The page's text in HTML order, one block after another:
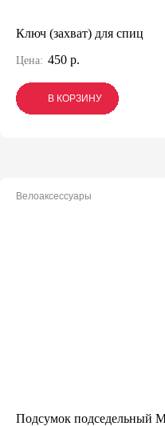
Ключ (захват) для спиц
Цена: 450 р.
В КОРЗИНУ
В КОРЗИНУ
В КОРЗИНУ
Велоаксессуары
Подсумок подседельный